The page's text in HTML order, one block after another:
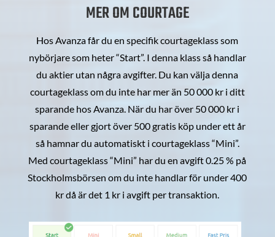
MER OM COURTAGE
Hos Avanza får du en specifik courtageklass som
nybörjare som heter “Start”. I denna klass så handlar
du aktier utan några avgifter. Du kan välja denna
courtageklass om du inte har mer än 50 000 kr i ditt
sparande hos Avanza. När du har över 50 000 kr i
sparande eller gjort över 500 gratis köp under ett år
så hamnar du automatiskt i courtageklass “Mini”.
Med courtageklass “Mini” har du en avgift 0.25 % på
Stockholmsbörsen om du inte handlar för under 400
kr då är det 1 kr i avgift per transaktion.